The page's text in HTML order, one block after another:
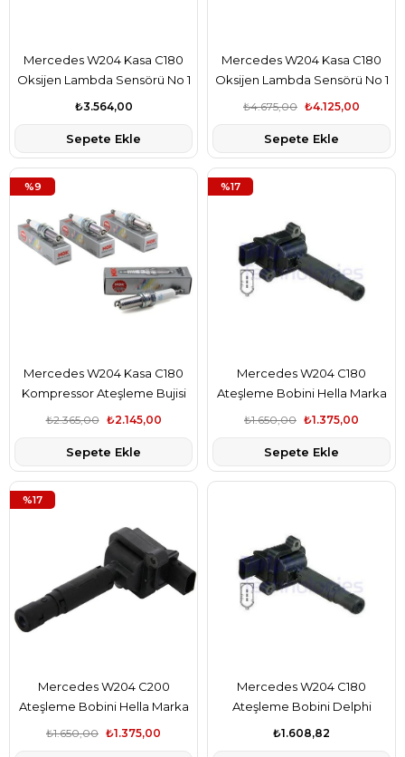
Mercedes W204 Kasa C180
Oksijen Lambda Sensörü No 1
Delphi Marka A0085423018
₺3.564,00
Sepete Ekle
Mercedes W204 Kasa C180
Oksijen Lambda Sensörü No 1
Ngk Marka A0085423018
₺4.125,00
₺4.675,00
Sepete Ekle
Mercedes W204 Kasa C180
Kompressor Ateşleme Bujisi
Takım 4-Adet Ngk Marka
₺2.145,00
₺2.365,00
Sepete Ekle
%9
Mercedes W204 C180
Ateşleme Bobini Hella Marka
A0001502580
₺1.375,00
₺1.650,00
Sepete Ekle
%17
Mercedes W204 C200
Ateşleme Bobini Hella Marka
A0001502580
₺1.375,00
₺1.650,00
%17
Mercedes W204 C180
Ateşleme Bobini Delphi
Marka A0001502580
₺1.608,82